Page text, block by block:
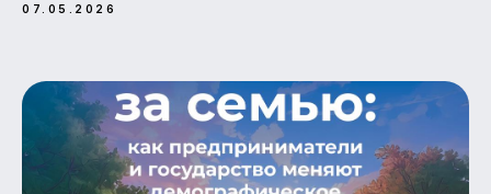
07.05.2026
РАДОСТЬЮ
ОТВЕТИМ